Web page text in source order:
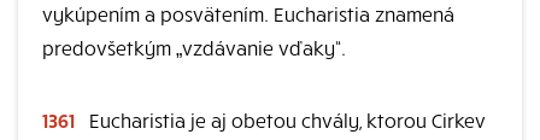
vykúpením a posvätením. Eucharistia znamená
predovšetkým „vzdávanie vďaky“.
1361
Eucharistia je aj obetou chvály, ktorou Cirkev